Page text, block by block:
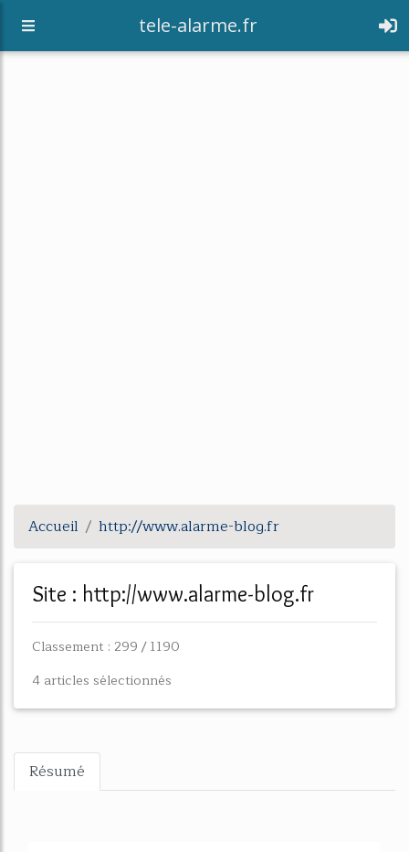
tele-alarme.fr
Accueil http://www.alarme-blog.fr
Site : http://www.alarme-blog.fr
Classement : 299 / 1190
4 articles sélectionnés
Résumé